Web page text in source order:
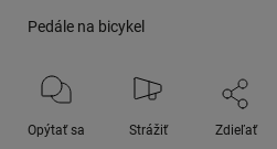
Pedále na bicykel
Opýtať sa Strážiť Zdieľať